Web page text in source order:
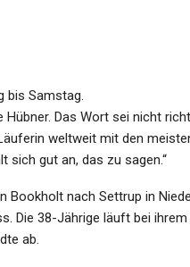
bis Samstag.
Hübner. Das Wort sei nicht
weltweit mit den
sich gut an, das zu sagen.“
Bookholt nach Settrup in
Die 38-Jährige läuft bei
ab.